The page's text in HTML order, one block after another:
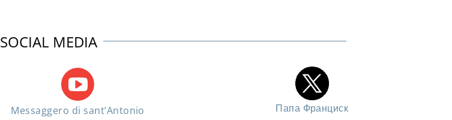
SOCIAL MEDIA
Messaggero di sant’Antonio
Папа Франциск